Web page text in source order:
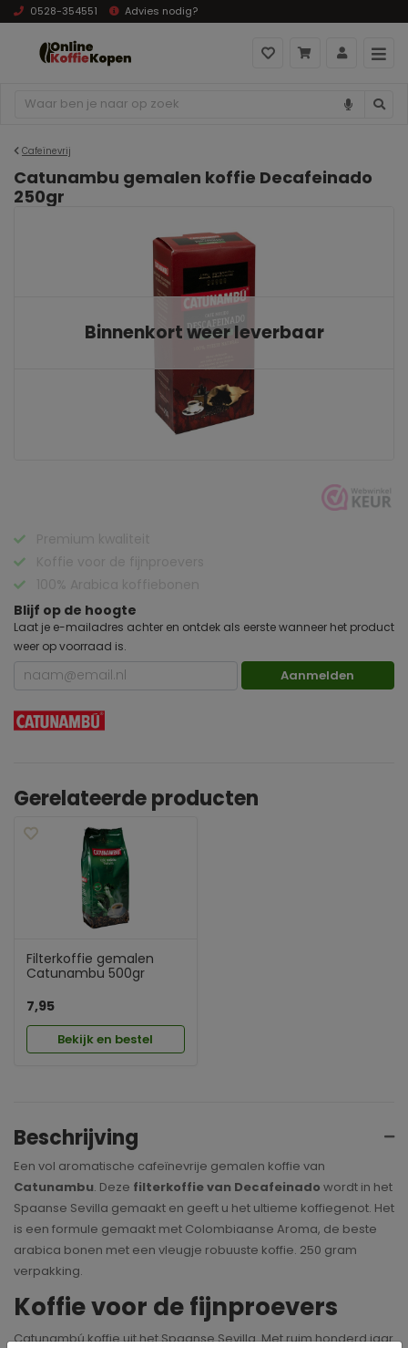
0528-354551 Advies nodig?
Cafeïnevrij
Catunambu gemalen koffie Decafeinado
250gr
Binnenkort weer leverbaar
Blijf op de hoogte
Laat je e-mailadres achter en ontdek als eerste wanneer het product
weer op voorraad is.
Aanmelden
Beschrijving
Een vol aromatische cafeïnevrije gemalen koffie van
Catunambu. Deze filterkoffie van Decafeinado wordt in het
Spaanse Sevilla gemaakt en geeft u het ultieme koffiegenot. Het
is een formule gemaakt met Colombiaanse Aroma, de beste
arabica bonen met een vleugje robuuste koffie. 250 gram
verpakking.
Koffie voor de fijnproevers
Catunambú koffie uit het Spaanse Sevilla. Met ruim honderd jaar
Gerelateerde producten
Filterkoffie gemalen
Catunambu 500gr
7,95
Bekijk en bestel